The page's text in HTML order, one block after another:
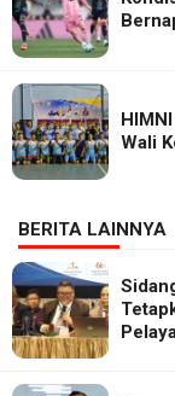
Wali
BERITA LAINNYA